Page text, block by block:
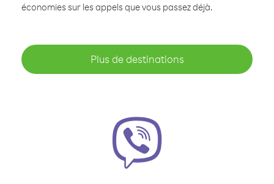
économies sur les appels que vous passez déjà.
Plus de destinations